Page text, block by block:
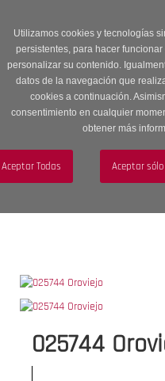
Utilizamos cookies y tecnologías
persistentes, para hacer
personalizar su contenido.
datos de la navegación que
cookies a continuación.
consentimiento en cualquier
obtener más
descuento en Sección
navigation
Menú
025744